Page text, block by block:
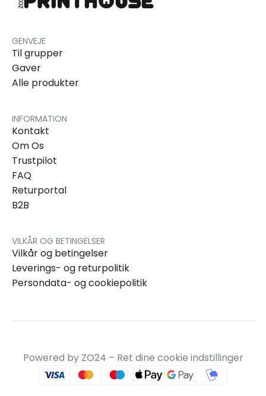
GENVEJE
Til grupper
Gaver
Alle produkter
INFORMATION
Kontakt
Om Os
Trustpilot
FAQ
Returportal
B2B
VILKÅR OG BETINGELSER
Vilkår og betingelser
Leverings- og returpolitik
Persondata- og cookiepolitik
Powered by ZO24 – Ret dine cookie indstillinger